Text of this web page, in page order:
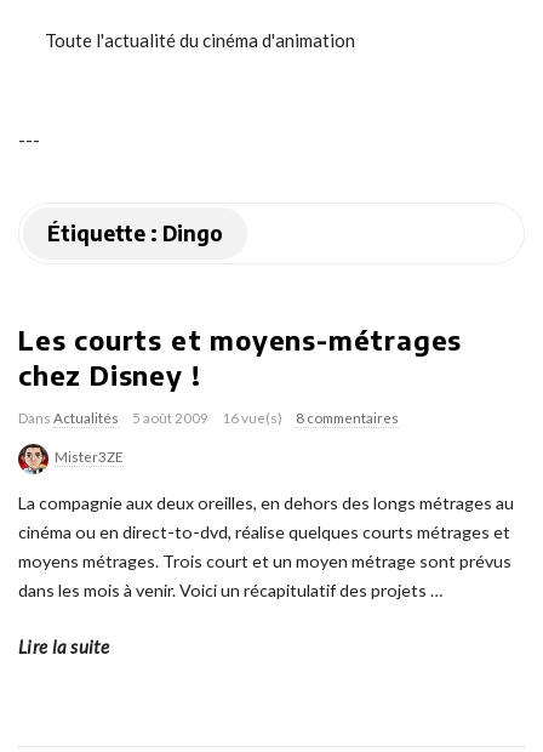
Toute l'actualité du cinéma d'animation
---
Étiquette : Dingo
Les courts et moyens-métrages
chez Disney !
Dans Actualités 5 août 2009 16 vue(s) 8 commentaires
Mister3ZE
La compagnie aux deux oreilles, en dehors des longs métrages au
cinéma ou en direct-to-dvd, réalise quelques courts métrages et
moyens métrages. Trois court et un moyen métrage sont prévus
dans les mois à venir. Voici un récapitulatif des projets …
Lire la suite